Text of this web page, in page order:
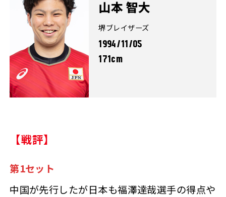
山本 智大
堺ブレイザーズ
1994/11/05
171cm
【戦評】
第1セット
中国が先行したが日本も福澤達哉選手の得点や